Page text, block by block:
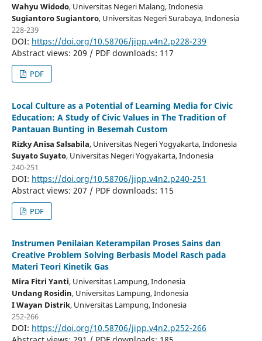
Wahyu Widodo, Universitas Negeri Malang, Indonesia
Sugiantoro Sugiantoro, Universitas Negeri Surabaya, Indonesia
228-239
DOI: https://doi.org/10.58706/jipp.v4n2.p228-239
Abstract views: 209 / PDF downloads: 117
PDF
Local Culture as a Potential of Learning Media for Civic
Education: A Study of Civic Values in The Tradition of
Pantauan Bunting in Besemah Custom
Rizky Anisa Salsabila, Universitas Negeri Yogyakarta, Indonesia
Suyato Suyato, Universitas Negeri Yogyakarta, Indonesia
240-251
DOI: https://doi.org/10.58706/jipp.v4n2.p240-251
Abstract views: 207 / PDF downloads: 115
PDF
Instrumen Penilaian Keterampilan Proses Sains dan
Creative Problem Solving Berbasis Model Rasch pada
Materi Teori Kinetik Gas
Mira Fitri Yanti, Universitas Lampung, Indonesia
Undang Rosidin, Universitas Lampung, Indonesia
I Wayan Distrik, Universitas Lampung, Indonesia
252-266
DOI: https://doi.org/10.58706/jipp.v4n2.p252-266